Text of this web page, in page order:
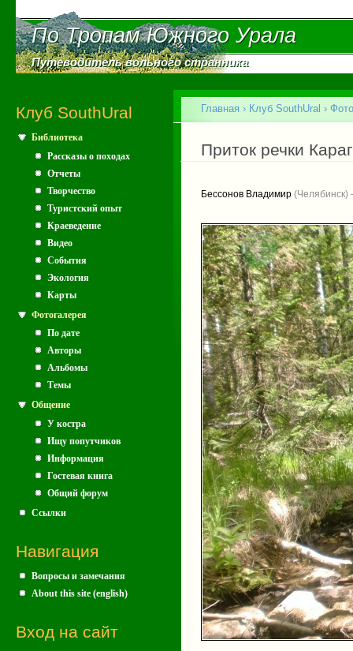
По Тропам Южного Урала
По Тропам Южного Урала
Путеводитель вольного странника
Путеводитель вольного странника
Клуб SouthUral
Библиотека
Рассказы о походах
Отчеты
Творчество
Туристский опыт
Краеведение
Видео
События
Экология
Карты
Фотогалерея
По дате
Авторы
Альбомы
Темы
Общение
У костра
Ищу попутчиков
Информация
Гостевая книга
Общий форум
Ссылки
Навигация
Вопросы и замечания
About this site (english)
Вход на сайт
Вы здесь
Главная › Клуб SouthUral ›
Приток речки
Бессонов Владимир (Челябинск)